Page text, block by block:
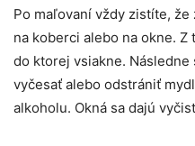
Po maľovaní vždy zistíte,
na koberci alebo na okne.
do ktorej vsiakne.
vyčesať alebo odstrániť
alkoholu. Okná sa dajú